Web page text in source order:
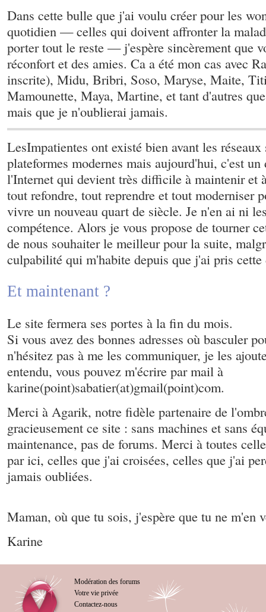
Dans cette bulle que j'ai voulu créer pour les
quotidien — celles qui doivent affronter la
porter tout le reste — j'espère sincèrement que
réconfort et des amies. Ca a été mon cas avec
inscrite), Midu, Bribri, Soso, Maryse, Maite,
Mamounette, Maya, Martine, et tant d'autres
mais que je n'oublierai jamais.
LesImpatientes ont existé bien avant les
plateformes modernes mais aujourd'hui, c'est un
l'Internet qui devient très difficile à maintenir et
tout refondre, tout reprendre et tout moderniser
vivre un nouveau quart de siècle. Je n'en ai ni
compétence. Alors je vous propose de tourner
de nous souhaiter le meilleur pour la suite,
culpabilité qui m'habite depuis que j'ai pris
Et maintenant ?
Le site fermera ses portes à la fin du mois.
Si vous avez des bonnes adresses où basculer
n'hésitez pas à me les communiquer, je les
entendu, vous pouvez m'écrire par mail à
karine(point)sabatier(at)gmail(point)com.
Merci à Agarik, notre fidèle partenaire de
gracieusement ce site : sans machines et sans
maintenance, pas de forums. Merci à toutes
par ici, celles que j'ai croisées, celles que j'ai
jamais oubliées.
Maman, où que tu sois, j'espère que tu ne m'en
Karine
Modération des forums
Votre vie privée
Contactez-nous